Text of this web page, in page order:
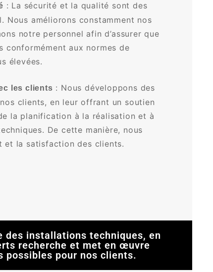
: La sécurité et la qualité sont des
Nous améliorons constamment nos
notre personnel afin d’assurer que
conformément aux normes de
élevées.
les clients : Nous développons des
clients, en leur offrant un soutien
la planification à la réalisation et à
De cette manière, nous
et la satisfaction des clients.
des installations techniques, en
recherche et met en œuvre
possibles pour nos clients.